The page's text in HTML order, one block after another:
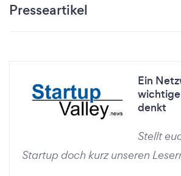
Presseartikel
Ein
denkt
Stellt
Startup doch kurz unseren